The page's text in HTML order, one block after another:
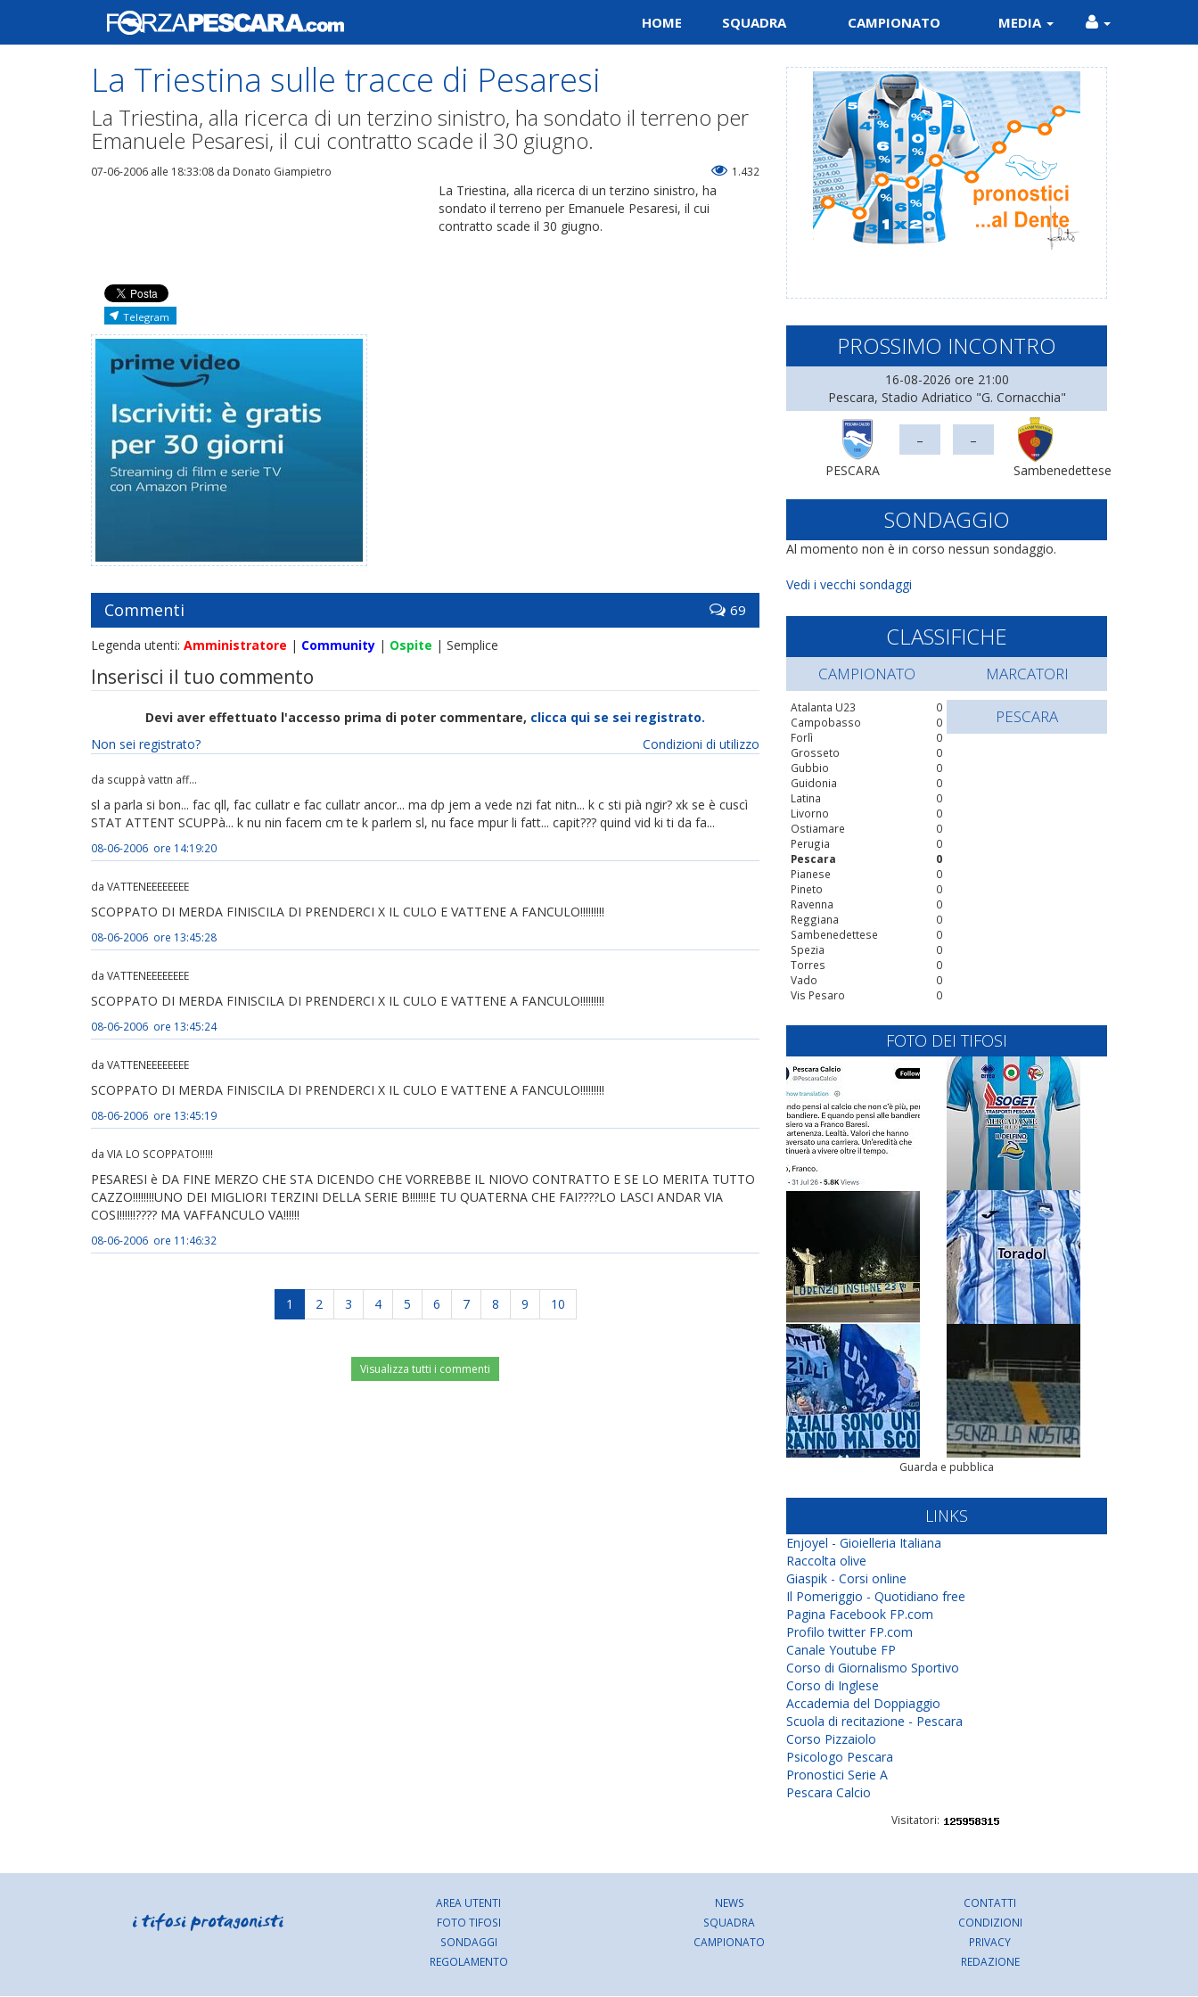
HOME SQUADRA CAMPIONATO MEDIA
La Triestina sulle tracce di Pesaresi
La Triestina, alla ricerca di un terzino sinistro, ha sondato il terreno per
Emanuele Pesaresi, il cui contratto scade il 30 giugno.
07-06-2006 alle 18:33:08 da Donato Giampietro 1.432
La Triestina, alla ricerca di un terzino sinistro, ha
sondato il terreno per Emanuele Pesaresi, il cui
contratto scade il 30 giugno.
Telegram
Commenti 69
Legenda utenti: Amministratore | Community | Ospite | Semplice
Inserisci il tuo commento
Devi aver effettuato l'accesso prima di poter commentare, clicca qui se sei registrato.
Condizioni di utilizzo
Non sei registrato?
da scuppà vattn aff...
sl a parla si bon... fac qll, fac cullatr e fac cullatr ancor... ma dp jem a vede nzi fat nitn... k c sti pià ngir? xk se è cuscì
STAT ATTENT SCUPPà... k nu nin facem cm te k parlem sl, nu face mpur li fatt... capit??? quind vid ki ti da fa...
08-06-2006 ore 14:19:20
da VATTENEEEEEEEE
SCOPPATO DI MERDA FINISCILA DI PRENDERCI X IL CULO E VATTENE A FANCULO!!!!!!!!!
08-06-2006 ore 13:45:28
da VATTENEEEEEEEE
SCOPPATO DI MERDA FINISCILA DI PRENDERCI X IL CULO E VATTENE A FANCULO!!!!!!!!!
08-06-2006 ore 13:45:24
da VATTENEEEEEEEE
SCOPPATO DI MERDA FINISCILA DI PRENDERCI X IL CULO E VATTENE A FANCULO!!!!!!!!!
08-06-2006 ore 13:45:19
da VIA LO SCOPPATO!!!!!
PESARESI è DA FINE MERZO CHE STA DICENDO CHE VORREBBE IL NIOVO CONTRATTO E SE LO MERITA TUTTO
CAZZO!!!!!!!!UNO DEI MIGLIORI TERZINI DELLA SERIE B!!!!!!!E TU QUATERNA CHE FAI????LO LASCI ANDAR VIA
COSI!!!!!!???? MA VAFFANCULO VA!!!!!!
08-06-2006 ore 11:46:32
1 2 3 4 5 6 7 8 9 10
Visualizza tutti i commenti
PROSSIMO INCONTRO
16-08-2026 ore 21:00
Pescara, Stadio Adriatico "G. Cornacchia"
PESCARA
- -
Sambenedettese
SONDAGGIO
Al momento non è in corso nessun sondaggio.
Vedi i vecchi sondaggi
CLASSIFICHE
CAMPIONATO
0
Atalanta U23
0
Campobasso
0
Forlì
0
Grosseto
0
Gubbio
0
Guidonia
0
Latina
0
Livorno
0
Ostiamare
0
Perugia
0
Pescara
0
Pianese
0
Pineto
0
Ravenna
0
Reggiana
0
Sambenedettese
0
Spezia
0
Torres
0
Vado
0
Vis Pesaro
MARCATORI
PESCARA
FOTO DEI TIFOSI
Guarda e pubblica
LINKS
Enjoyel - Gioielleria Italiana
Raccolta olive
Giaspik - Corsi online
Il Pomeriggio - Quotidiano free
Pagina Facebook FP.com
Profilo twitter FP.com
Canale Youtube FP
Corso di Giornalismo Sportivo
Corso di Inglese
Accademia del Doppiaggio
Scuola di recitazione - Pescara
Corso Pizzaiolo
Psicologo Pescara
Pronostici Serie A
Pescara Calcio
Visitatori:
AREA UTENTI
FOTO TIFOSI
SONDAGGI
REGOLAMENTO
NEWS
SQUADRA
CAMPIONATO
CONTATTI
CONDIZIONI
PRIVACY
REDAZIONE